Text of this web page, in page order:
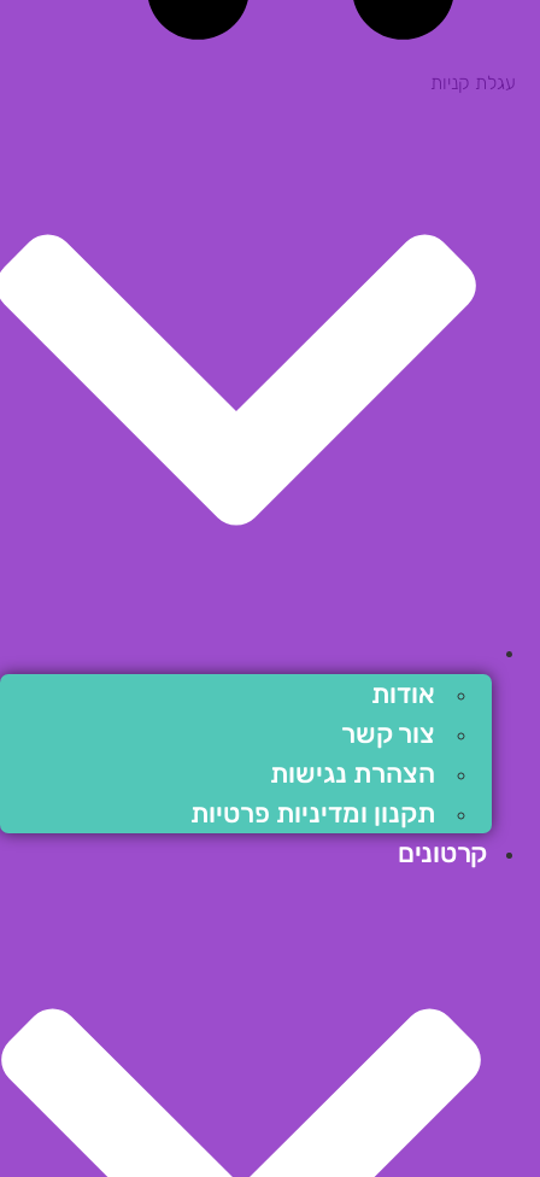
עגלת קניות
אודות
צור קשר
הצהרת נגישות
תקנון ומדיניות פרטיות
קרטונים